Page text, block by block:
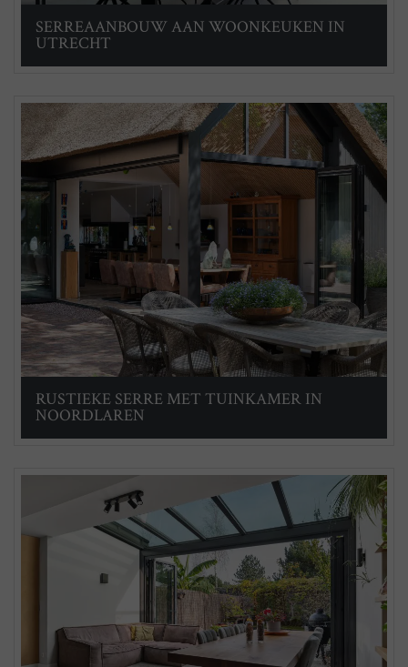
SERREAANBOUW AAN WOONKEUKEN IN
UTRECHT
RUSTIEKE SERRE MET TUINKAMER IN
NOORDLAREN